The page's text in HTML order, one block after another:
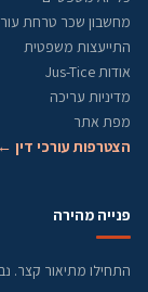
מחשבון שכר טרחת
התייעצות משפטית
אודות Jus-Tice
מדיניות עריכה
מפת אתר
הצטרפות עורכי דין ←
פנייה מהירה
התחילו מתיאור קצר.